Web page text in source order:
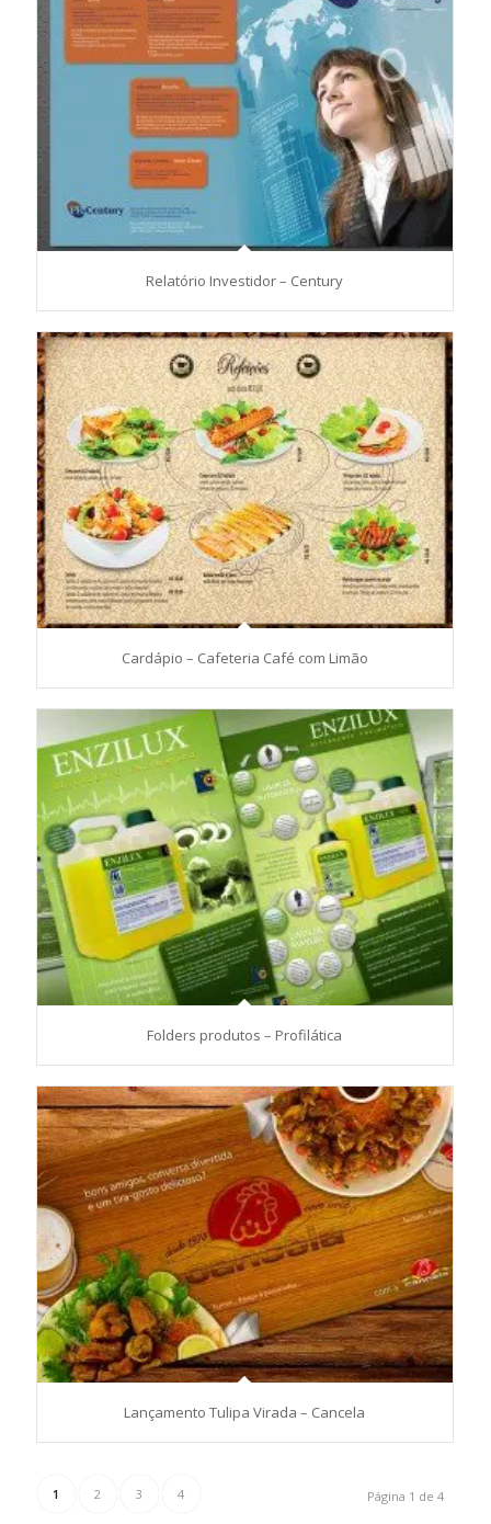
Relatório Investidor – Century
Cardápio – Cafeteria Café com Limão
Folders produtos – Profilática
Lançamento Tulipa Virada – Cancela
Página 1 de 4
1 2 3 4